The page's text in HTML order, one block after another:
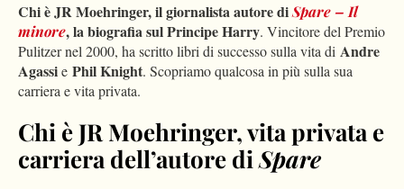
Chi è JR Moehringer, il giornalista autore diSpare – Il
minore, la biografia sul Principe Harry. Vincitore del Premio
Pulitzer nel 2000, ha scritto libri di successo sulla vita di Andre
Agassie Phil Knight. Scopriamo qualcosa in più sulla sua
carriera e vita privata.
Chi è JR Moehringer, vita privata e
carriera dell’autore diSpare